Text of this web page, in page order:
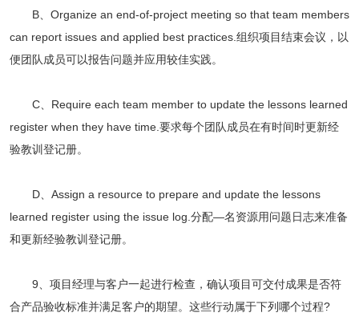
B、Organize an end-of-project meeting so that team members
can report issues and applied best practices.组织项目结束会议，以
便团队成员可以报告问题并应用较佳实践。
C、Require each team member to update the lessons learned
register when they have time.要求每个团队成员在有时间时更新经
验教训登记册。
D、Assign a resource to prepare and update the lessons
learned register using the issue log.分配—名资源用问题日志来准备
和更新经验教训登记册。
9、项目经理与客户一起进行检查，确认项目可交付成果是否符
合产品验收标准并满足客户的期望。这些行动属于下列哪个过程?